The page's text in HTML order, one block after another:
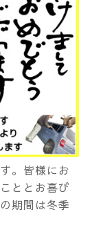
。皆様にお
ととお喜び
期間は冬季